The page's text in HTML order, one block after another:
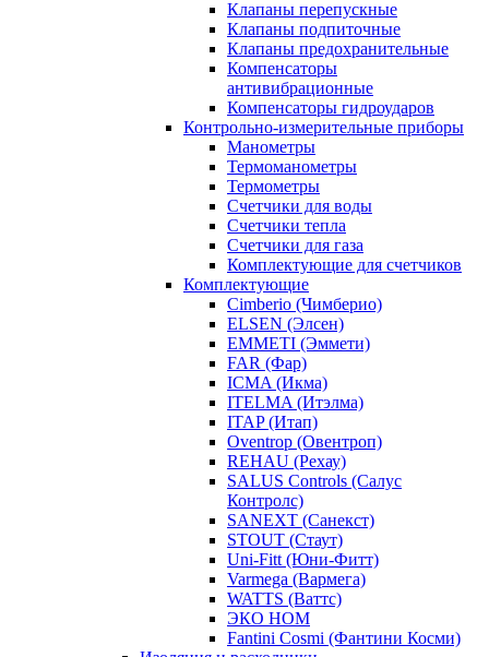
Клапаны перепускные
Клапаны подпиточные
Клапаны предохранительные
Компенсаторы
антивибрационные
Компенсаторы гидроударов
Контрольно-измерительные приборы
Манометры
Термоманометры
Термометры
Счетчики для воды
Счетчики тепла
Счетчики для газа
Комплектующие для счетчиков
Комплектующие
Cimberio (Чимберио)
ELSEN (Элсен)
EMMETI (Эммети)
FAR (Фар)
ICMA (Икма)
ITELMA (Итэлма)
ITAP (Итап)
Oventrop (Овентроп)
REHAU (Рехау)
SALUS Controls (Салус
Контролс)
SANEXT (Санекст)
STOUT (Стаут)
Uni-Fitt (Юни-Фитт)
Varmega (Вармега)
WATTS (Ваттс)
ЭКО НОМ
Fantini Cosmi (Фантини Косми)